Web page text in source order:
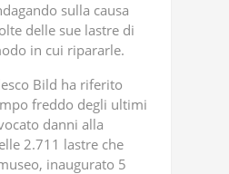
sulla causa
delle sue lastre di
in cui ripararle.
Bild ha riferito
freddo degli ultimi
danni alla
2.711 lastre che
inaugurato 5